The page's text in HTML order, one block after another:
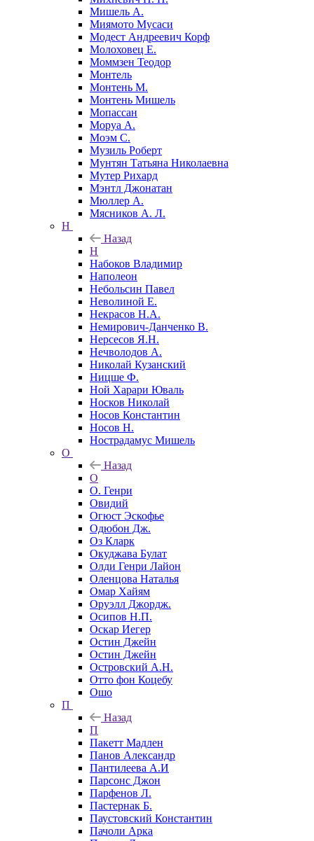
Мишель А.
Миямото Мусаси
Модест Андреевич Корф
Молоховец Е.
Моммзен Теодор
Монтель
Монтень М.
Монтень Мишель
Мопассан
Моруа А.
Моэм С.
Музиль Роберт
Мунтян Татьяна Николаевна
Мутер Рихард
Мэнтл Джонатан
Мюллер А.
Мясников А. Л.
Н
Назад
Н
Набоков Владимир
Наполеон
Небольсин Павел
Неволиной Е.
Некрасов Н.А.
Немирович-Данченко В.
Нерсесов Я.Н.
Нечволодов А.
Николай Кузанский
Ницше Ф.
Ной Харари Юваль
Носков Николай
Носов Константин
Носов Н.
Нострадамус Мишель
О
Назад
О
О. Генри
Овидий
Огюст Эскофье
Одюбон Дж.
Оз Кларк
Окуджава Булат
Олди Генри Лайон
Оленцова Наталья
Омар Хайям
Оруэлл Джордж.
Осипов Н.П.
Оскар Иегер
Остин Джейн
Остин Джейн
Островский А.Н.
Отто фон Коцебу
Ошо
П
Назад
П
Пакетт Мадлен
Панов Александр
Пантилеева А.И
Парсонс Джон
Парфенов Л.
Пастернак Б.
Паустовский Константин
Пачоли Арка